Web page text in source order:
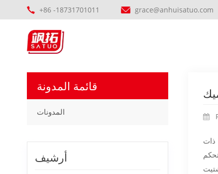
+86 -18731701011 grace@anhuisatuo.com
ذات
قائمة المدونة
المدونات
أرشيف